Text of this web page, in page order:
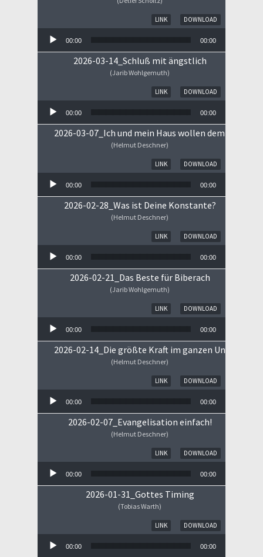
DOWNLOAD
LINK
00:00 00:00
2026-03-14_Schluß mit ängstlich
(Jarib Wohlgemuth)
DOWNLOAD
LINK
00:00 00:00
2026-03-07_Ich und mein Haus wollen dem HERRN
(Helmut Deschner)
DOWNLOAD
LINK
00:00 00:00
2026-02-28_Was ist Deine Konstante?
(Helmut Deschner)
DOWNLOAD
LINK
00:00 00:00
2026-02-21_Das Beste für Biberach
(Jarib Wohlgemuth)
DOWNLOAD
LINK
00:00 00:00
2026-02-14_Die größte Kraft im ganzen Universum
(Helmut Deschner)
DOWNLOAD
LINK
00:00 00:00
2026-02-07_Evangelisation einfach!
(Helmut Deschner)
DOWNLOAD
LINK
00:00 00:00
2026-01-31_Gottes Timing
(Tobias Warth)
DOWNLOAD
LINK
00:00 00:00